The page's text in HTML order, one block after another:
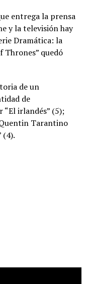
entrega la prensa
y la televisión hay
Dramática: la
Thrones” quedó
de un
de
“El irlandés” (5);
Tarantino
(4).